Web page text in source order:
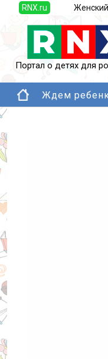
RNX.ru
Портал о детях для
Ждем